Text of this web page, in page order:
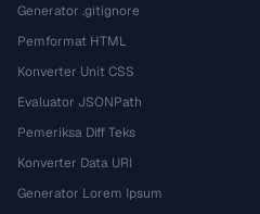
Generator .gitignore
Pemformat HTML
Konverter Unit CSS
Evaluator JSONPath
Pemeriksa Diff Teks
Konverter Data URI
Generator Lorem Ipsum